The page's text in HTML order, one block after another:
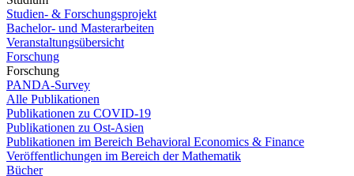
Studien- & Forschungsprojekt
Bachelor- und Masterarbeiten
Veranstaltungsübersicht
Forschung
Forschung
PANDA-Survey
Alle Publikationen
Publikationen zu COVID-19
Publikationen zu Ost-Asien
Publikationen im Bereich Behavioral Economics & Finance
Veröffentlichungen im Bereich der Mathematik
Bücher